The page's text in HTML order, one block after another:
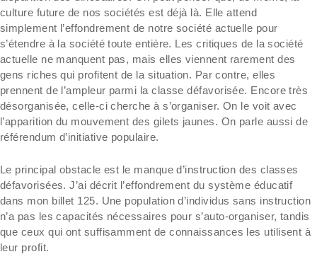
culture future de nos sociétés est déjà là. Elle attend
simplement l’effondrement de notre société actuelle pour
s’étendre à la société toute entière. Les critiques de la société
actuelle ne manquent pas, mais elles viennent rarement des
gens riches qui profitent de la situation. Par contre, elles
prennent de l’ampleur parmi la classe défavorisée. Encore très
désorganisée, celle-ci cherche à s’organiser. On le voit avec
l’apparition du mouvement des gilets jaunes. On parle aussi de
référendum d’initiative populaire.
Le principal obstacle est le manque d’instruction des classes
défavorisées. J’ai décrit l’effondrement du système éducatif
dans mon billet 125. Une population d’individus sans instruction
n’a pas les capacités nécessaires pour s’auto-organiser, tandis
que ceux qui ont suffisamment de connaissances les utilisent à
leur profit.